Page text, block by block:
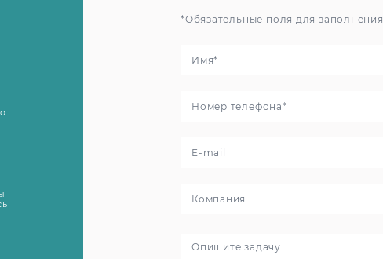
*Обязательные поля для заполнения